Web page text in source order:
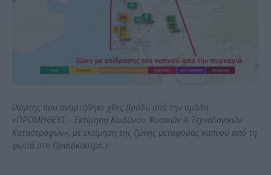
(Χάρτης που αναρτήθηκε χθες βράδυ από την ομάδα
«ΠΡΟΜΗΘΕΥΣ – Εκτίμηση Κινδύνου Φυσικών & Τεχνολογικών
Καταστροφών», με εκτίμηση της ζώνης μεταφοράς καπνού από τη
φωτιά στο Ωραιόκαστρο.)